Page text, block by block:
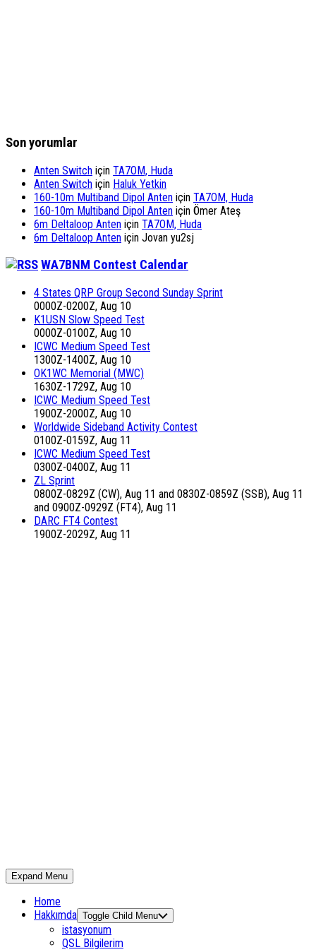
Son yorumlar
Anten Switch için TA7OM, Huda
Anten Switch için Haluk Yetkin
160-10m Multiband Dipol Anten için TA7OM, Huda
160-10m Multiband Dipol Anten için Ömer Ateş
6m Deltaloop Anten için TA7OM, Huda
6m Deltaloop Anten için Jovan yu2sj
WA7BNM Contest Calendar
4 States QRP Group Second Sunday Sprint
0000Z-0200Z, Aug 10
K1USN Slow Speed Test
0000Z-0100Z, Aug 10
ICWC Medium Speed Test
1300Z-1400Z, Aug 10
OK1WC Memorial (MWC)
1630Z-1729Z, Aug 10
ICWC Medium Speed Test
1900Z-2000Z, Aug 10
Worldwide Sideband Activity Contest
0100Z-0159Z, Aug 11
ICWC Medium Speed Test
0300Z-0400Z, Aug 11
ZL Sprint
0800Z-0829Z (CW), Aug 11 and 0830Z-0859Z (SSB), Aug 11
and 0900Z-0929Z (FT4), Aug 11
DARC FT4 Contest
1900Z-2029Z, Aug 11
Expand Menu
Home
Hakkımda Toggle Child Menu
istasyonum
QSL Bilgilerim